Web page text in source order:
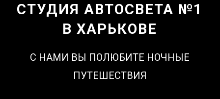
СТУДИЯ АВТОСВЕТА №1
В ХАРЬКОВЕ
С НАМИ ВЫ ПОЛЮБИТЕ НОЧНЫЕ
ПУТЕШЕСТВИЯ